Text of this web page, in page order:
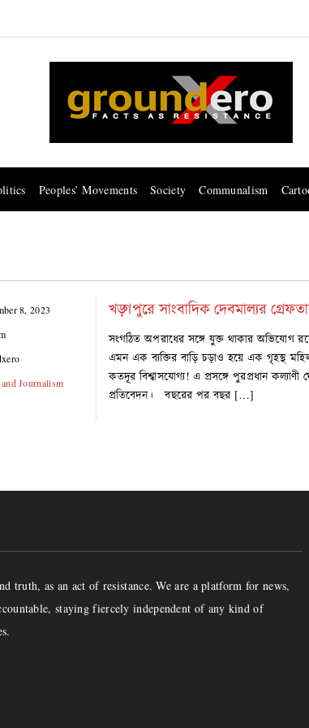
Peoples’ Movements Society Communalism
8, 2023
Journalism
খড়্গপুরে সাংবাদিক দেবমাল্যর
সংগঠিত অপরাধের সঙ্গে যুক্ত থাকার অভিযোগ
এমন এক ব্যক্তির বাড়ি চড়াও হয়ে এক গৃহস্থ
কতদূর বিশ্বাসযোগ্য! এ প্রসঙ্গে পুরপ্রধান
প্রতিবেদন। বছরের পর বছর […]
truth, as an act of resistance. We are a platform for news,
staying fiercely independent of any kind of